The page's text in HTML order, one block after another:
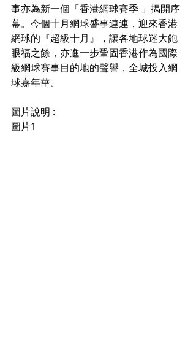
事亦為新一個「香港網球賽季 」揭開序
幕。今個十月網球盛事連連，迎來香港
網球的『超級十月』，讓各地球迷大飽
眼福之餘，亦進一步鞏固香港作為國際
級網球賽事目的地的聲譽，全城投入網
球嘉年華。
圖片說明 :
圖片1